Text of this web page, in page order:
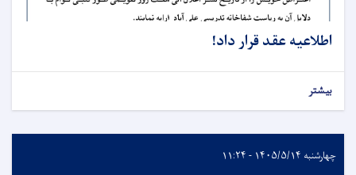
اطلاعیه عقد قرار داد!
بیشتر
چهارشنبه ۱۴۰۵/۵/۱۴ - ۱۱:۲۴